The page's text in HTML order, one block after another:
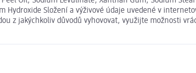
Složení a výživové údaje uvedené v
z jakýchkoliv důvodů vyhovovat, využijte možnosti